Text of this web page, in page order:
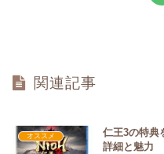
関連記事
オススメ
仁王3の特典
詳細と魅力